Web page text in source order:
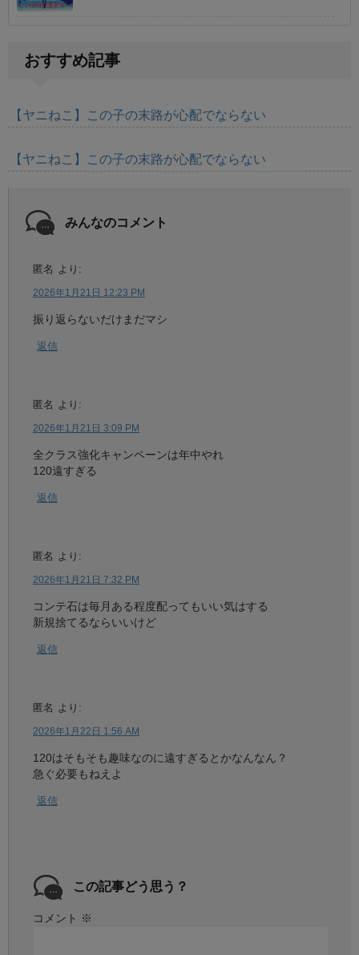
おすすめ記事
【ヤニねこ】この子の末路が心配でならない
【ヤニねこ】この子の末路が心配でならない
みんなのコメント
匿名 より:
2026年1月21日 12:23 PM
振り返らないだけまだマシ
返信
匿名 より:
2026年1月21日 3:09 PM
全クラス強化キャンペーンは年中やれ
120遠すぎる
返信
匿名 より:
2026年1月21日 7:32 PM
コンテ石は毎月ある程度配ってもいい気はする
新規捨てるならいいけど
返信
匿名 より:
2026年1月22日 1:56 AM
120はそもそも趣味なのに遠すぎるとかなんなん？
急ぐ必要もねえよ
返信
この記事どう思う？
コメント ※